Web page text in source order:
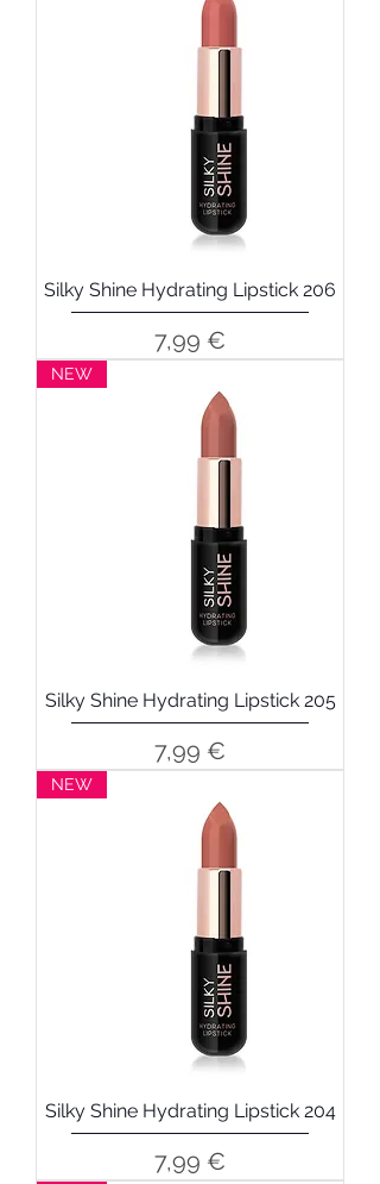
Silky Shine Hydrating Lipstick 206
Precio
7,99 €
NEW
Silky Shine Hydrating Lipstick 205
Precio
7,99 €
NEW
Silky Shine Hydrating Lipstick 204
Precio
7,99 €